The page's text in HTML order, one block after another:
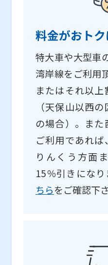
料金がおト
特大車や大型車
湾岸線をご利用
またはそれ以
（天保山以西
の場合）。ま
ご利用であれ
りんくう方面
15％引きにな
ちらをご確認下さ